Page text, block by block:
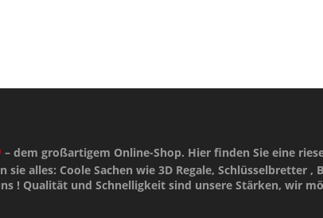
– dem großartigem Online-Shop. Hier finden Sie eine
alles: Coole Sachen wie 3D Regale, Schlüsselbretter
! Qualitätund Schnelligkeitsind unsere Stärken, wir